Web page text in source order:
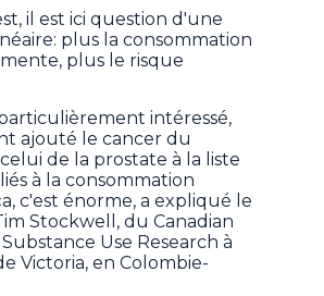
il est ici question d'une
plus la consommation
plus le risque
intéressé,
ajouté le cancer du
de la prostate à la liste
à la consommation
c'est énorme, a expliqué le
Stockwell, du Canadian
Use Research à
Victoria, en Colombie-